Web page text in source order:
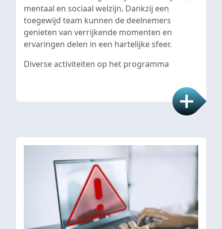
mentaal en sociaal welzijn. Dankzij een
toegewijd team kunnen de deelnemers
genieten van verrijkende momenten en
ervaringen delen in een hartelijke sfeer.
Diverse activiteiten op het programma